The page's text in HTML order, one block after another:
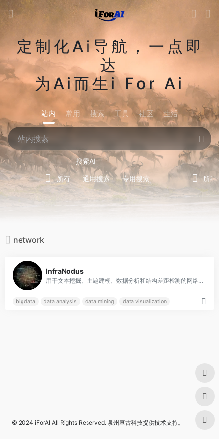
定制化Ai导航，一点即
达
为Ai而生i For Ai
站内 常用 搜索 工具 社区 生活
搜索AI
所有 通用搜索 专用搜索 所有
network
InfraNodus
用于文本挖掘、主题建模、数据分析和结构差距检测的网络分析和可视化工具。
bigdata data analysis data mining data visualization
© 2024 iForAI All Rights Reserved. 泉州亘古科技提供技术支持。